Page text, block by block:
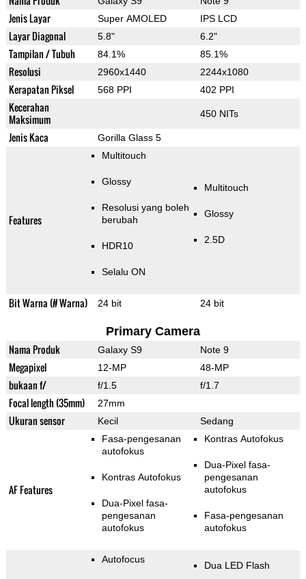
Jenis Layar Super AMOLED IPS LCD
Layar Diagonal 5.8" 6.2"
Tampilan / Tubuh 84.1% 85.1%
Resolusi 2960x1440 2244x1080
Kerapatan Piksel 568 PPI 402 PPI
Kecerahan
Maksimum
450 NITs
Jenis Kaca Gorilla Glass 5
Features
Multitouch
Glossy
Resolusi yang boleh
berubah
HDR10
Selalu ON
Multitouch
Glossy
2.5D
Bit Warna (# Warna) 24 bit 24 bit
Primary Camera
Nama Produk Galaxy S9 Note 9
Megapixel 12-MP 48-MP
bukaan f/ f/1.5 f/1.7
Focal length (35mm) 27mm
Ukuran sensor Kecil Sedang
AF Features
Fasa-pengesanan
autofokus
Kontras Autofokus
Dua-Pixel fasa-
pengesanan
autofokus
Kontras Autofokus
Dua-Pixel fasa-
pengesanan
autofokus
Fasa-pengesanan
autofokus
Autofocus
Dua LED Flash